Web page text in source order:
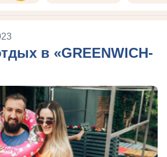
в «GREENWICH-